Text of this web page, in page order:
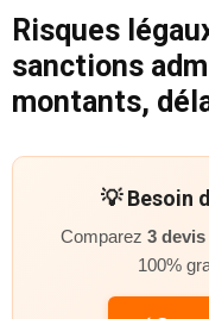
Risques
sanctions
montants,
💡 Besoin
Comparez 3
100%